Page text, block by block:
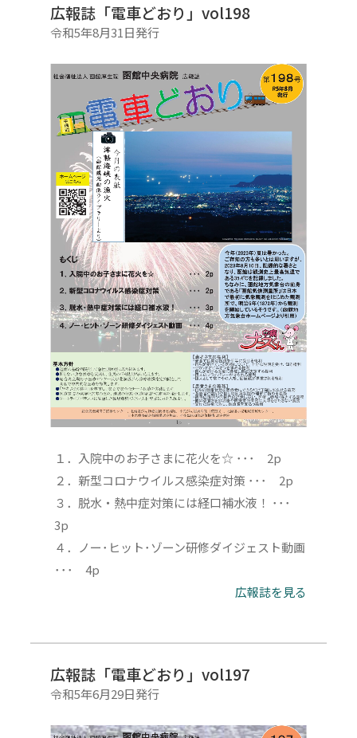
広報誌「電車どおり」vol198
令和5年8月31日発行
１．入院中のお子さまに花火を☆ ･･･ 2p
２．新型コロナウイルス感染症対策 ･･･ 2p
３．脱水・熱中症対策には経口補水液！ ･･･
3p
４．ノー･ヒット･ゾーン研修ダイジェスト動画
･･･ 4p
広報誌を見る
広報誌「電車どおり」vol197
令和5年6月29日発行